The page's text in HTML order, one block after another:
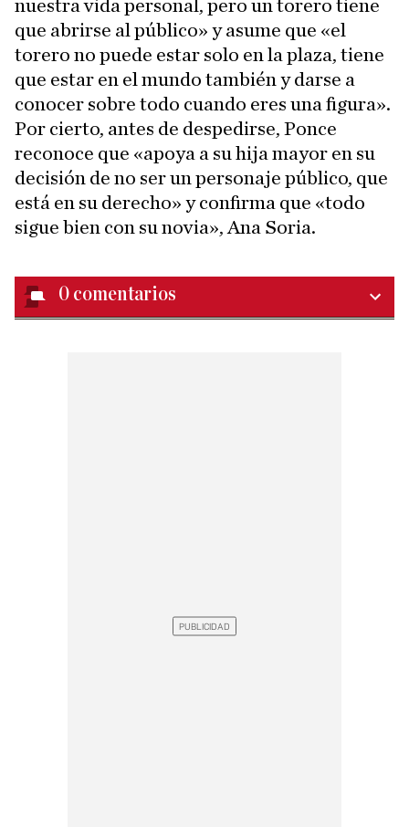
nuestra vida personal, pero un torero tiene
que abrirse al público» y asume que «el
torero no puede estar solo en la plaza, tiene
que estar en el mundo también y darse a
conocer sobre todo cuando eres una figura».
Por cierto, antes de despedirse, Ponce
reconoce que «apoya a su hija mayor en su
decisión de no ser un personaje público, que
está en su derecho» y confirma que «todo
sigue bien con su novia», Ana Soria.
0 comentarios